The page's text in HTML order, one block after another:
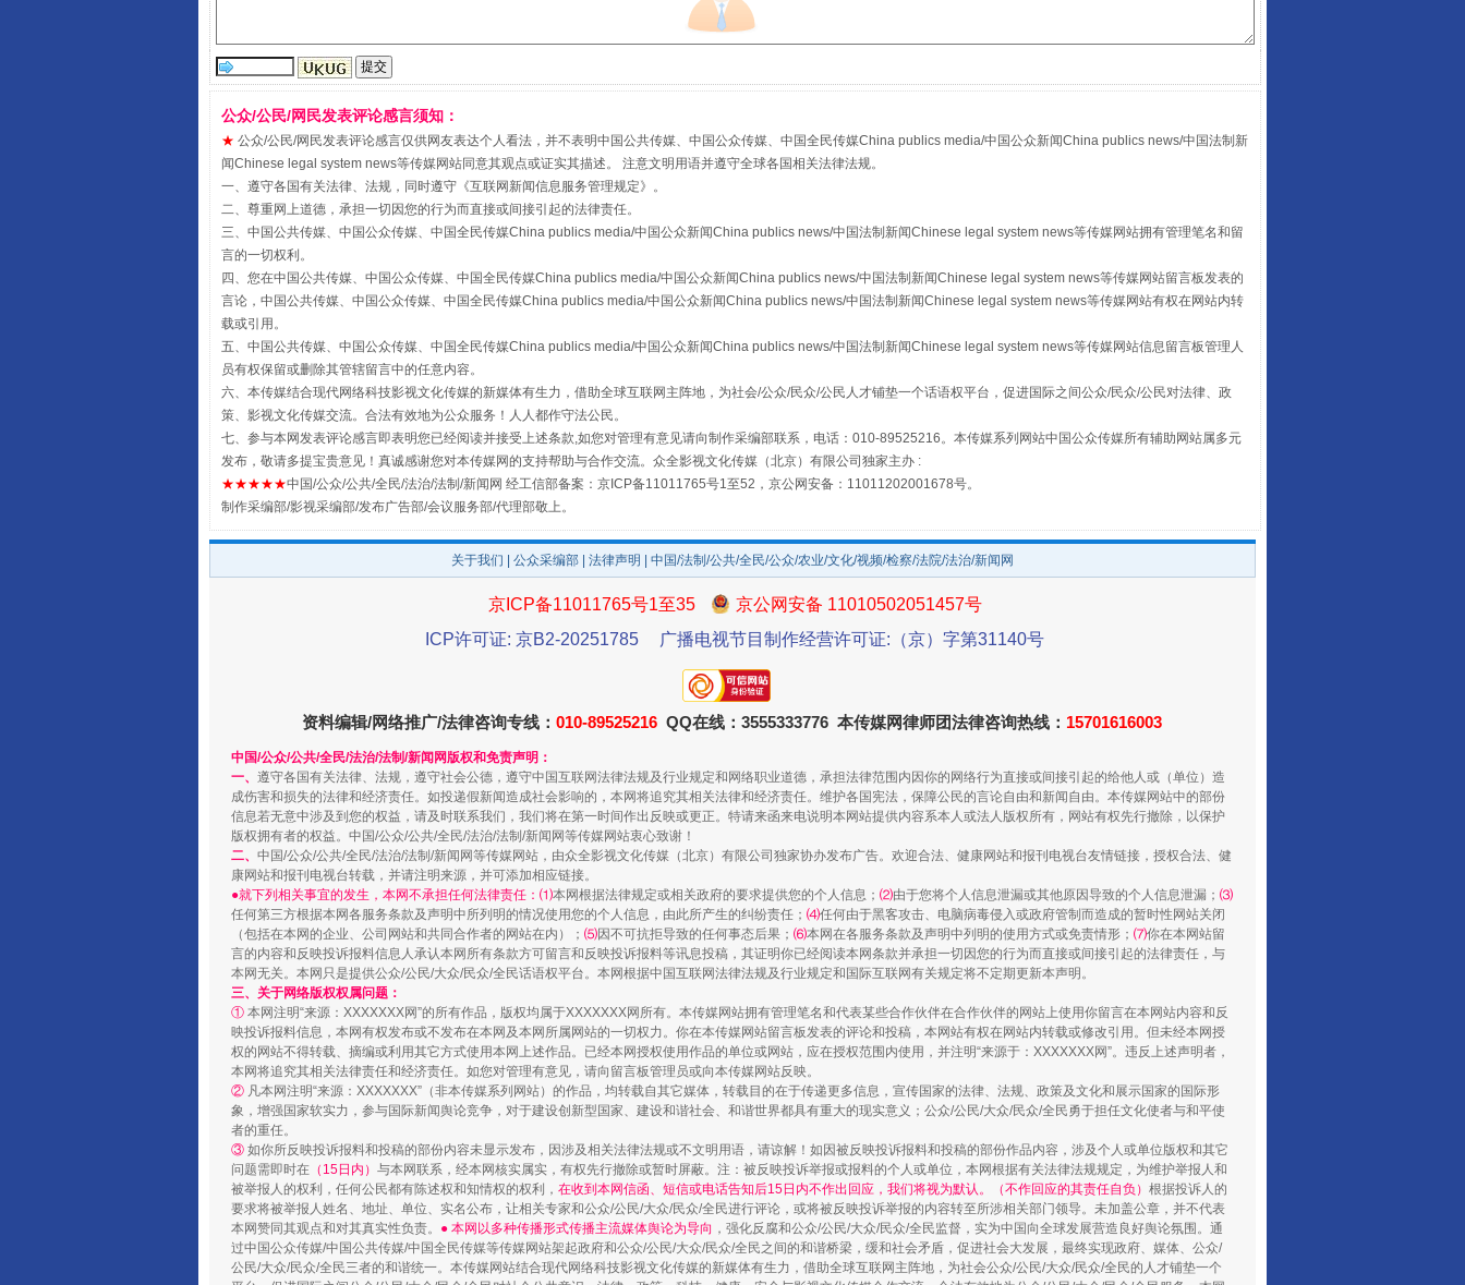
受贿1.44亿！段成刚被判无期 从幼儿园到大学，有这些资助
全民健身五年计划来了！等你上场 事关残疾人未来5年
阿坝州三大球赛在茂县开幕
国家大学科技园优化重塑工作 镜头丨大暑三秋近 山西：不断增强治理腐败综合效能
公众/公民/网民发表评论感言须知：
★ 公众/公民/网民发表评论感言仅供网友表达个人看法，并不表明中国公共传媒、中国公众传媒、中国全民传媒China publics media/中国公众新闻China publics news/中国法制新
闻Chinese legal system news等传媒网站同意其观点或证实其描述。 注意文明用语并遵守全球各国相关法律法规。
一、遵守各国有关法律、法规，同时遵守《互联网新闻信息服务管理规定》。
二、尊重网上道德，承担一切因您的行为而直接或间接引起的法律责任。
三、中国公共传媒、中国公众传媒、中国全民传媒China publics media/中国公众新闻China publics news/中国法制新闻Chinese legal system news等传媒网站拥有管理笔名和留
言的一切权利。
四、您在中国公共传媒、中国公众传媒、中国全民传媒China publics media/中国公众新闻China publics news/中国法制新闻Chinese legal system news等传媒网站留言板发表的
言论，中国公共传媒、中国公众传媒、中国全民传媒China publics media/中国公众新闻China publics news/中国法制新闻Chinese legal system news等传媒网站有权在网站内转
载或引用。
五、中国公共传媒、中国公众传媒、中国全民传媒China publics media/中国公众新闻China publics news/中国法制新闻Chinese legal system news等传媒网站信息留言板管理人
员有权保留或删除其管辖留言中的任意内容。
六、本传媒结合现代网络科技影视文化传媒的新媒体有生力，借助全球互联网主阵地，为社会/公众/民众/公民人才铺垫一个话语权平台，促进国际之间公众/民众/公民对法律、政
策、影视文化传媒交流。合法有效地为公众服务！人人都作守法公民。
七、参与本网发表评论感言即表明您已经阅读并接受上述条款,如您对管理有意见请向制作采编部联系，电话：010-89525216。本传媒系列网站中国公众传媒所有辅助网站属多元
发布，敬请多提宝贵意见！真诚感谢您对本传媒网的支持帮助与合作交流。众全影视文化传媒（北京）有限公司独家主办 :
★★★★★中国/公众/公共/全民/法治/法制/新闻网 经工信部备案：京ICP备11011765号1至52，京公网安备：11011202001678号。
制作采编部/影视采编部/发布广告部/会议服务部/代理部敬上。
关于我们 公众采编部 法律声明 | 中国/法制/公共/全民/公众/农业/文化/视频/检察/法院/法治/新闻网
京ICP备11011765号1至35
京公网安备 11010502051457号
ICP许可证: 京B2-20251785
广播电视节目制作经营许可证:（京）字第31140号
资料编辑/网络推广/法律咨询专线： 010-89525216 QQ在线：3555333776 本传媒网律师团法律咨询热线： 15701616003
中国/公众/公共/全民/法治/法制/新闻网版权和免责声明：
一、 遵守各国有关法律、法规，遵守社会公德，遵守中国互联网法律法规及行业规定和网络职业道德，承担法律范围内因你的网络行为直接或间接引起的给他人或（单位）造
成伤害和损失的法律和经济责任。如投递假新闻造成社会影响的，本网将追究其相关法律和经济责任。维护各国宪法，保障公民的言论自由和新闻自由。本传媒网站中的部份
信息若无意中涉及到您的权益，请及时联系我们，我们将在第一时间作出反映或更正。特请来函来电说明本网站提供内容系本人或法人版权所有，网站有权先行撤除，以保护
版权拥有者的权益。中国/公众/公共/全民/法治/法制/新闻网等传媒网站衷心致谢！
二、 中国/公众/公共/全民/法治/法制/新闻网等传媒网站，由众全影视文化传媒（北京）有限公司独家协办发布广告。欢迎合法、健康网站和报刊电视台友情链接，授权合法、健
康网站和报刊电视台转载，并请注明来源，并可添加相应链接。
●就下列相关事宜的发生，本网不承担任何法律责任：⑴本网根据法律规定或相关政府的要求提供您的个人信息； ⑵由于您将个人信息泄漏或其他原因导致的个人信息泄漏； ⑶
任何第三方根据本网各服务条款及声明中所列明的情况使用您的个人信息，由此所产生的纠纷责任； ⑷任何由于黑客攻击、电脑病毒侵入或政府管制而造成的暂时性网站关闭
（包括在本网的企业、公司网站和共同合作者的网站在内）； ⑸因不可抗拒导致的任何事态后果； ⑹本网在各服务条款及声明中列明的使用方式或免责情形； ⑺你在本网站留
言的内容和反映投诉报料信息人承认本网所有条款方可留言和反映投诉报料等讯息投稿，其证明你已经阅读本网条款并承担一切因您的行为而直接或间接引起的法律责任，与
本网无关。本网只是提供公众/公民/大众/民众/全民话语权平台。本网根据中国互联网法律法规及行业规定和国际互联网有关规定将不定期更新本声明。
三、关于网络版权权属问题：
① 本网注明“来源：XXXXXXX网”的所有作品，版权均属于XXXXXXX网所有。本传媒网站拥有管理笔名和代表某些合作伙伴在合作伙伴的网站上使用你留言在本网站内容和反
映投诉报料信息，本网有权发布或不发布在本网及本网所属网站的一切权力。你在本传媒网站留言板发表的评论和投稿，本网站有权在网站内转载或修改引用。但未经本网授
权的网站不得转载、摘编或利用其它方式使用本网上述作品。已经本网授权使用作品的单位或网站，应在授权范围内使用，并注明“来源于：XXXXXXX网”。违反上述声明者，
本网将追究其相关法律责任和经济责任。如您对管理有意见，请向留言板管理员或向本传媒网站反映。
② 凡本网注明“来源：XXXXXXX”（非本传媒系列网站）的作品，均转载自其它媒体，转载目的在于传递更多信息，宣传国家的法律、法规、政策及文化和展示国家的国际形
象，增强国家软实力，参与国际新闻舆论竞争，对于建设创新型国家、建设和谐社会、和谐世界都具有重大的现实意义；公众/公民/大众/民众/全民勇于担任文化使者与和平使
者的重任。
③ 如你所反映投诉报料和投稿的部份内容未显示发布，因涉及相关法律法规或不文明用语，请谅解！如因被反映投诉报料和投稿的部份作品内容，涉及个人或单位版权和其它
问题需即时在 （15日内） 与本网联系，经本网核实属实，有权先行撤除或暂时屏蔽。注：被反映投诉举报或报料的个人或单位，本网根据有关法律法规规定，为维护举报人和
被举报人的权利，任何公民都有陈述权和知情权的权利， 在收到本网信函、短信或电话告知后15日内不作出回应，我们将视为默认。（不作回应的其责任自负） 根据投诉人的
要求将被举报人姓名、地址、单位、实名公布，让相关专家和公众/公民/大众/民众/全民进行评论，或将被反映投诉举报的内容转至所涉相关部门领导。未加盖公章，并不代表
本网赞同其观点和对其真实性负责。 ● 本网以多种传播形式传播主流媒体舆论为导向 ，强化反腐和公众/公民/大众/民众/全民监督，实为中国向全球发展营造良好舆论氛围。通
过中国公众传媒/中国公共传媒/中国全民传媒等传媒网站架起政府和公众/公民/大众/民众/全民之间的和谐桥梁，缓和社会矛盾，促进社会大发展，最终实现政府、媒体、公众/
公民/大众/民众/全民三者的和谐统一。本传媒网站结合现代网络科技影视文化传媒的新媒体有生力，借助全球互联网主阵地，为社会公众/公民/大众/民众/全民的人才铺垫一个